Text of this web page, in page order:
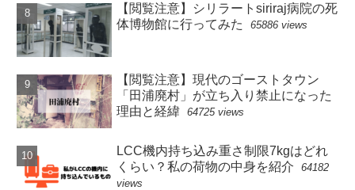
【閲覧注意】シリラートsiriraj病院の死
体博物館に行ってみた
65886 views
【閲覧注意】現代のゴーストタウン
「田浦廃村」が立ち入り禁止になった
理由と経緯
64725 views
LCC機内持ち込み重さ制限7kgはどれ
くらい？私の荷物の中身を紹介
64182
views